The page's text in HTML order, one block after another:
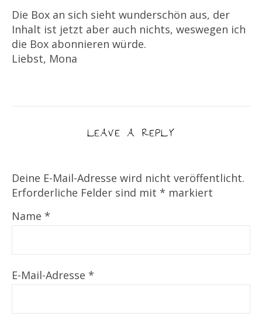
Die Box an sich sieht wunderschön aus, der
Inhalt ist jetzt aber auch nichts, weswegen ich
die Box abonnieren würde.
Liebst, Mona
LEAVE A REPLY
Deine E-Mail-Adresse wird nicht veröffentlicht.
Erforderliche Felder sind mit * markiert
Name *
E-Mail-Adresse *